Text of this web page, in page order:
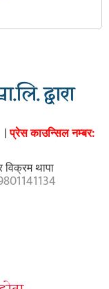
द्वारा
|प्रेस काउन्सिल नम्बर:
थापा